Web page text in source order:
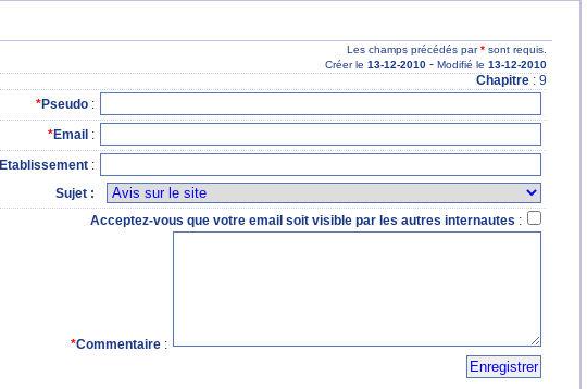
Les champs précédés par* sont requis.
Créer le 13-12-2010 - Modifié le 13-12-2010
Chapitre : 9
*Pseudo :
*Email :
Etablissement :
Sujet :
Acceptez-vous que votre email soit visible par les autres internautes :
*Commentaire: